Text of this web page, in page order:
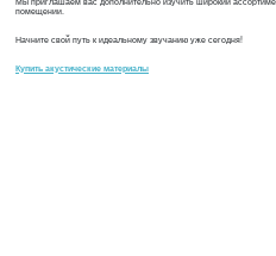
помещении.
Начните свой путь к идеальному звучанию уже сегодня!
Купить акустические материалы